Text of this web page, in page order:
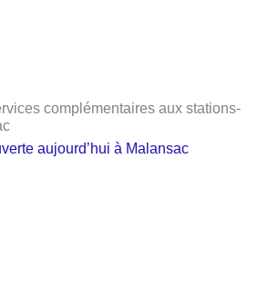
complémentaires aux stations-
aujourd’hui à Malansac